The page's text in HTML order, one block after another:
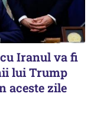
Iranul va fi
lui Trump
aceste zile